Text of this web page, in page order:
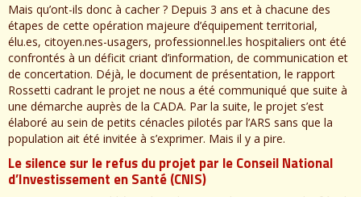
Mais qu’ont-ils donc à cacher ? Depuis 3 ans et à chacune des
étapes de cette opération majeure d’équipement territorial,
élu.es, citoyen.nes-usagers, professionnel.les hospitaliers ont été
confrontés à un déficit criant d’information, de communication et
de concertation. Déjà, le document de présentation, le rapport
Rossetti cadrant le projet ne nous a été communiqué que suite à
une démarche auprès de la CADA. Par la suite, le projet s’est
élaboré au sein de petits cénacles pilotés par l’ARS sans que la
population ait été invitée à s’exprimer. Mais il y a pire.
Le silence sur le refus du projet par le Conseil National
d’Investissement en Santé (CNIS)